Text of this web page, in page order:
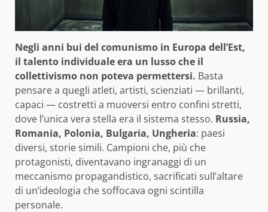
Negli anni bui del comunismo in Europa dell’Est,
il talento individuale era un lusso che il
collettivismo non poteva permettersi. Basta
pensare a quegli atleti, artisti, scienziati — brillanti,
capaci — costretti a muoversi entro confini stretti,
dove l’unica vera stella era il sistema stesso. Russia,
Romania, Polonia, Bulgaria, Ungheria: paesi
diversi, storie simili. Campioni che, più che
protagonisti, diventavano ingranaggi di un
meccanismo propagandistico, sacrificati sull’altare
di un’ideologia che soffocava ogni scintilla
personale.